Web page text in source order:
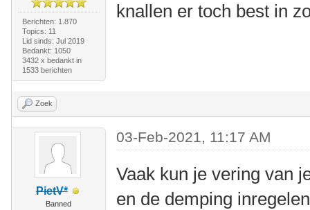
Berichten: 1.870
Topics: 11
Lid sinds: Jul 2019
Bedankt: 1050
3432 x bedankt in
1533 berichten
knallen er toch best in
Zoek
PietV*
Banned
03-Feb-2021, 11:17 AM
Vaak kun je vering van
en de demping